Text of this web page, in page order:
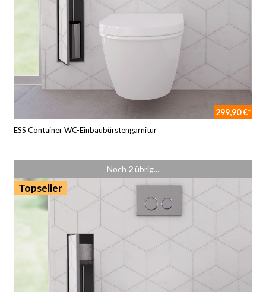
299,90 €*
ESS Container WC-Einbaubürstengarnitur
Noch 2 übrig...
Topseller